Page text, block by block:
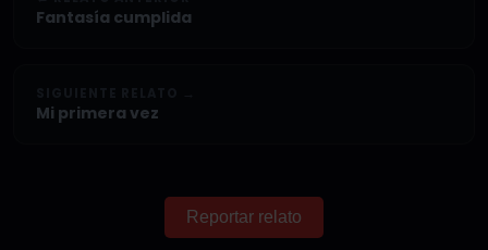
Fantasía cumplida
Mi primera vez
Reportar relato